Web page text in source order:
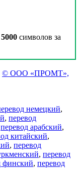
5000 символов за
© ООО «ПРОМТ»,
немецкий,
, перевод
перевод арабский,
китайский,
, перевод
, перевод
финский, перевод